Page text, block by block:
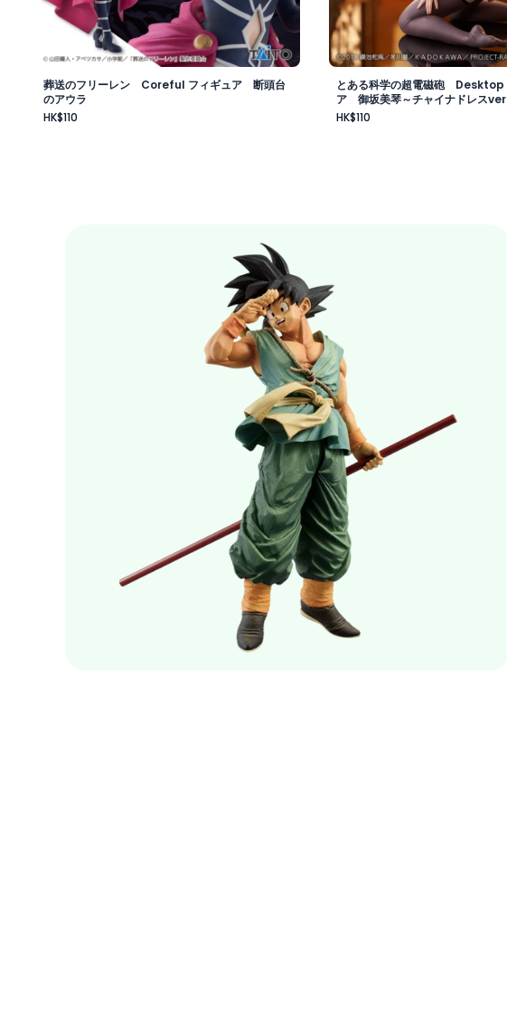
葬送のフリーレン Coreful フィギュア 断頭台
のアウラ
HK$110
とある科学の超電磁砲 Desktop
ア 御坂美琴～チャイナドレス
HK$110